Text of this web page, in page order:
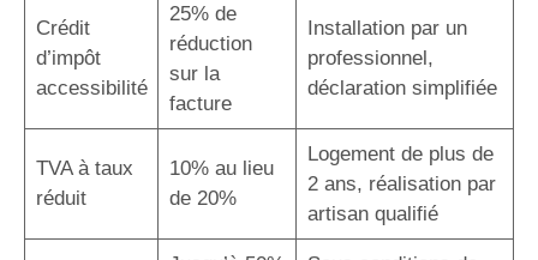
Crédit
d’impôt
accessibilité
25% de
réduction
sur la
facture
Installation par un
professionnel,
déclaration simplifiée
TVA à taux
réduit
10% au lieu
de 20%
Logement de plus de
2 ans, réalisation par
artisan qualifié